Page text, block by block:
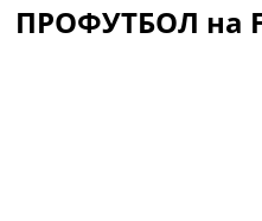
ПРОФУТБОЛ на